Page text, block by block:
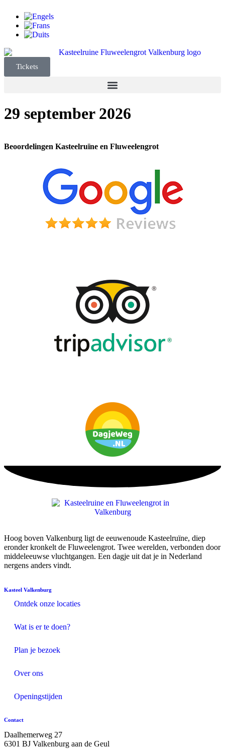
Tickets
29 september 2026
Beoordelingen Kasteelruïne en Fluweelengrot
Hoog boven Valkenburg ligt de eeuwenoude Kasteelruïne, diep
eronder kronkelt de Fluweelengrot. Twee werelden, verbonden door
middeleeuwse vluchtgangen. Een dagje uit dat je in Nederland
nergens anders vindt.
Kasteel Valkenburg
Ontdek onze locaties
Wat is er te doen?
Plan je bezoek
Over ons
Openingstijden
Contact
Daalhemerweg 27
6301 BJ Valkenburg aan de Geul